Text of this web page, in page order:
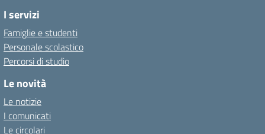
I servizi
Famiglie e studenti
Personale scolastico
Percorsi di studio
Le novità
Le notizie
I comunicati
Le circolari